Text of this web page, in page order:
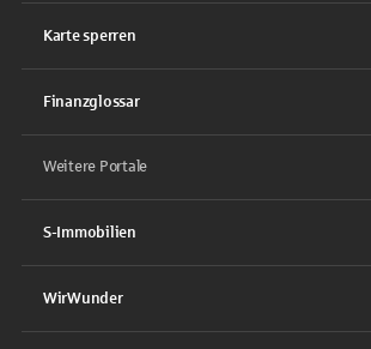
Karte sperren
Finanzglossar
Weitere Portale
S-Immobilien
WirWunder